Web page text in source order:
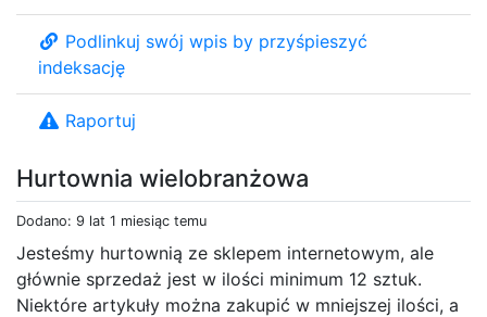
Hurtownia wielobranżowa
Dodano: 9 lat 1 miesiąc temu
Jesteśmy hurtownią ze sklepem internetowym, ale
głównie sprzedaż jest w ilości minimum 12 sztuk.
Niektóre artykuły można zakupić w mniejszej ilości, a
Podlinkuj swój wpis by przyśpieszyć
indeksację
Raportuj